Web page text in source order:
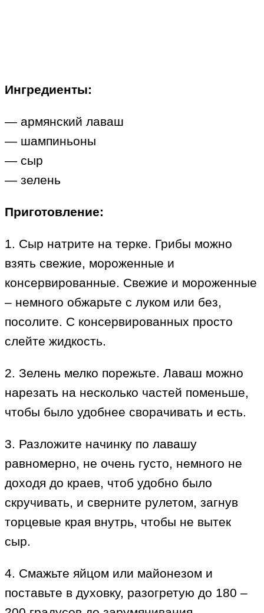
Ингредиенты:
— армянский лаваш
— шампиньоны
— сыр
— зелень
Приготовление:
1. Сыр натрите на терке. Грибы можно
взять свежие, мороженные и
консервированные. Свежие и мороженные
– немного обжарьте с луком или без,
посолите. С консервированных просто
слейте жидкость.
2. Зелень мелко порежьте. Лаваш можно
нарезать на несколько частей поменьше,
чтобы было удобнее сворачивать и есть.
3. Разложите начинку по лавашу
равномерно, не очень густо, немного не
доходя до краев, чтоб удобно было
скручивать, и сверните рулетом, загнув
торцевые края внутрь, чтобы не вытек
сыр.
4. Смажьте яйцом или майонезом и
поставьте в духовку, разогретую до 180 –